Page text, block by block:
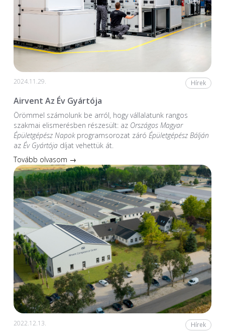
2024.11.29. Hírek
Airvent Az Év Gyártója
Örömmel számolunk be arról, hogy vállalatunk rangos
szakmai elismerésben részesült: az Országos Magyar
Épületgépész Napokprogramsorozat záró Épületgépész Bálján
az Év Gyártójadíjat vehettük át.
Tovább olvasom →
2022.12.13. Hírek